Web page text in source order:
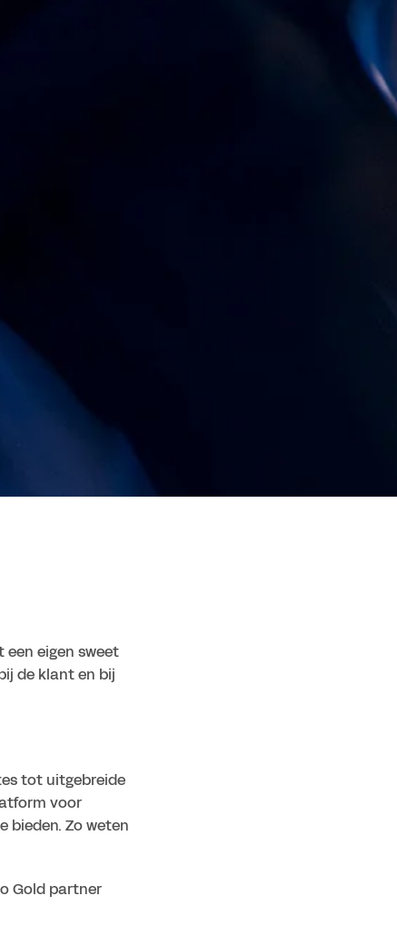
eigen sweet
de klant en bij
tot uitgebreide
voor
bieden. Zo weten
Gold partner